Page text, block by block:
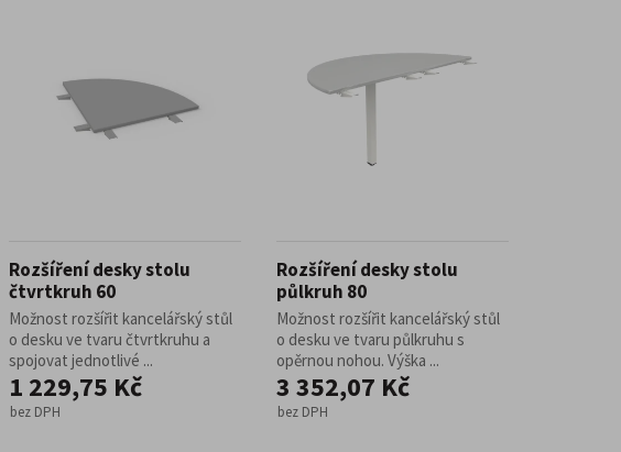
Věšáky
Trubkové systémy – Lean Manufacturing
Židle, křesla a sezení Barové židle
Rozšíření desky stolu
čtvrtkruh 60
Možnost rozšířit kancelářský stůl
o desku ve tvaru čtvrtkruhu a
spojovat jednotlivé ...
1 229,75 Kč
bez DPH
Rozšíření desky stolu
půlkruh 80
Možnost rozšířit kancelářský stůl
o desku ve tvaru půlkruhu s
opěrnou nohou. Výška ...
3 352,07 Kč
bez DPH